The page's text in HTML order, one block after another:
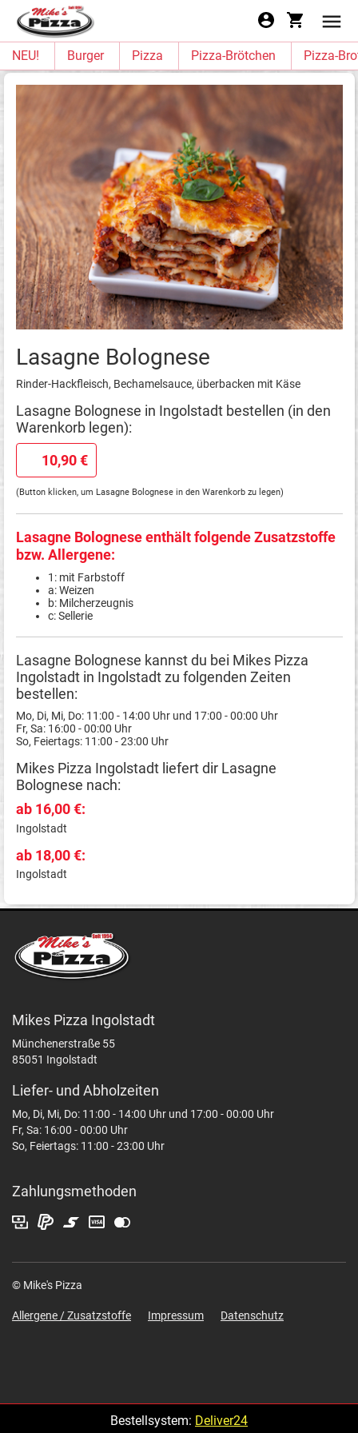
NEU! Burger Pizza Pizza-Brötchen Pizza-
Lasagne Bolognese
Rinder-Hackfleisch, Bechamelsauce, überbacken mit Käse
Lasagne Bolognese in Ingolstadt bestellen (in den
Warenkorb legen):
10,90 €
(Button klicken, um Lasagne Bolognese in den Warenkorb zu legen)
Lasagne Bolognese enthält folgende Zusatzstoffe
bzw. Allergene:
1: mit Farbstoff
a: Weizen
b: Milcherzeugnis
c: Sellerie
Lasagne Bolognese kannst du bei Mikes Pizza
Ingolstadt in Ingolstadt zu folgenden Zeiten
bestellen:
Mo, Di, Mi, Do: 11:00 - 14:00 Uhr und 17:00 - 00:00 Uhr
Fr, Sa: 16:00 - 00:00 Uhr
So, Feiertags: 11:00 - 23:00 Uhr
Mikes Pizza Ingolstadt liefert dir Lasagne
Bolognese nach:
ab 16,00 €:
Ingolstadt
ab 18,00 €:
Ingolstadt
Mikes Pizza Ingolstadt
Münchenerstraße 55
85051 Ingolstadt
Liefer- und Abholzeiten
Mo, Di, Mi, Do: 11:00 - 14:00 Uhr und 17:00 - 00:00 Uhr
Fr, Sa: 16:00 - 00:00 Uhr
So, Feiertags: 11:00 - 23:00 Uhr
Zahlungsmethoden
© Mike's Pizza
Allergene / Zusatzstoffe Impressum Datenschutz
Bestellsystem: Deliver24